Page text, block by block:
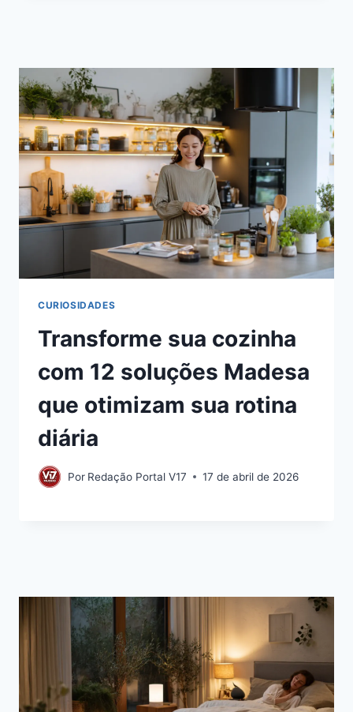
CURIOSIDADES
Transforme sua cozinha
com 12 soluções Madesa
que otimizam sua rotina
diária
Por Redação Portal V17 17 de abril de 2026